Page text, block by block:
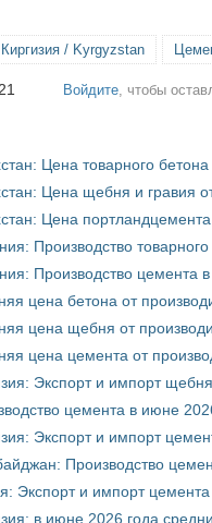
Киргизия / Kyrgyzstan
Войдите , чтобы
Цена товарного
Цена щебня и гравия
Цена
Производство
Производство цемента
цена бетона от
цена щебня от
цена цемента от
Экспорт и импорт
цемента в июне
Экспорт и импорт
Производство
Экспорт и импорт
в июне 2026 года